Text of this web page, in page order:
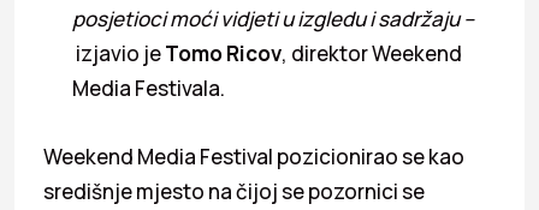
posjetioci moći vidjeti u izgledu i sadržaju –
izjavio jeTomo Ricov, direktor Weekend
Media Festivala.
Weekend Media Festival pozicionirao se kao
središnje mjesto na čijoj se pozornici se